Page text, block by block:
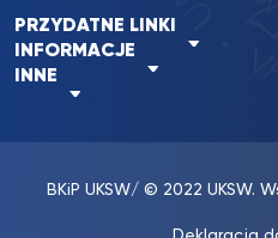
PRZYDATNE LINKI
INFORMACJE
INNE
BKiP UKSW/ © 2022 UKSW.